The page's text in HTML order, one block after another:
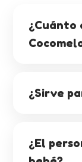
¿Cuánto
¿Sirve
¿El